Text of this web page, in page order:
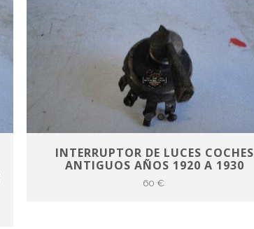
INTERRUPTOR DE LUCES COCHES
ANTIGUOS AÑOS 1920 A 1930
60 €